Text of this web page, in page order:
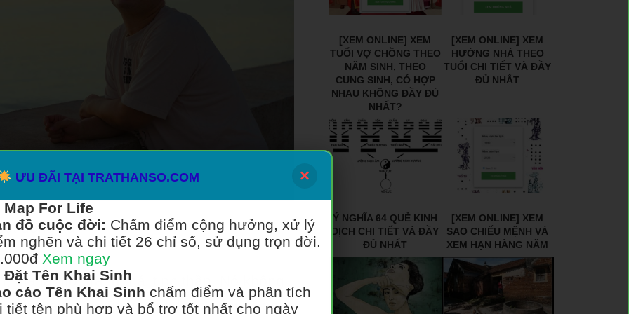
đồng xu
mà là một trạng thái tinh thần. Nó không
như tiền bạc, địa vị hay danh tiếng. Hạnh
[XEM ONLINE] XEM
TUỔI VỢ CHỒNG THEO
NĂM SINH, THEO
CUNG SINH, CÓ HỢP
NHAU KHÔNG ĐẦY ĐỦ
NHẤT?
[XEM ONLINE] XEM
HƯỚNG NHÀ THEO
TUỔI CHI TIẾT VÀ ĐẦY
ĐỦ NHẤT
Ý NGHĨA 64 QUẺ KINH
DỊCH CHI TIẾT VÀ ĐẦY
ĐỦ NHẤT
[XEM ONLINE] XEM
SAO CHIẾU MỆNH VÀ
XEM HẠN HÀNG NĂM
ƯU ĐÃI TẠI TRATHANSO.COM ×
Map For Life
đồ cuộc đời: Chấm điểm cộng hưởng, xử lý
nghẽn và chi tiết 26 chỉ số, sử dụng trọn đời.
Xem ngay
Đặt Tên Khai Sinh
cáo Tên Khai Sinh chấm điểm và phân tích
tiết tên phù hợp và bổ trợ tốt nhất cho ngày